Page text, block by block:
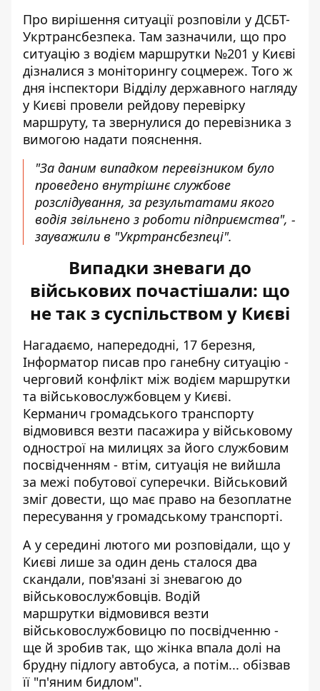
Про вирішення ситуації розповіли у ДСБТ-
Укртрансбезпека. Там зазначили, що про
ситуацію з водієм маршрутки №201 у Києві
дізналися з моніторингу соцмереж. Того ж
дня інспектори Відділу державного нагляду
у Києві провели рейдову перевірку
маршруту, та звернулися до перевізника з
вимогою надати пояснення.
"За даним випадком перевізником було
проведено внутрішнє службове
розслідування, за результатами якого
водія звільнено з роботи підприємства", -
зауважили в "Укртрансбезпеці".
Випадки зневаги до
військових почастішали: що
не так з суспільством у Києві
Нагадаємо, напередодні, 17 березня,
Інформатор писав про ганебну ситуацію -
черговий конфлікт між водієм маршрутки
та військовослужбовцем у Києві.
Керманич громадського транспорту
відмовився везти пасажира у військовому
однострої на милицях за його службовим
посвідченням - втім, ситуація не вийшла
за межі побутової суперечки. Військовий
зміг довести, що має право на безоплатне
пересування у громадському транспорті.
А у середині лютого ми розповідали, що у
Києві лише за один день сталося два
скандали, пов'язані зі зневагою до
військовослужбовців. Водій
маршрутки відмовився везти
військовослужбовицю по посвідченню -
ще й зробив так, що жінка впала долі на
брудну підлогу автобуса, а потім... обізвав
її "п'яним бидлом".